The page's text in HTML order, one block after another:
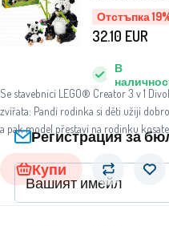
Отстъпка
Pandí rodinka
Se stavebnicí LEGO® Creator 3 v 1
zvířata: Pandí rodinka si děti užijí
a pak model přestaví na rodinku
tučňáků.
В
32.10 EUR
Купи
Регистрация за